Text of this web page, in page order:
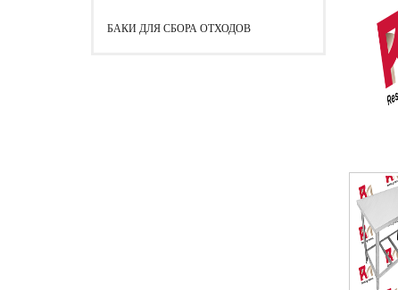
БАКИ ДЛЯ СБОРА ОТХОДОВ